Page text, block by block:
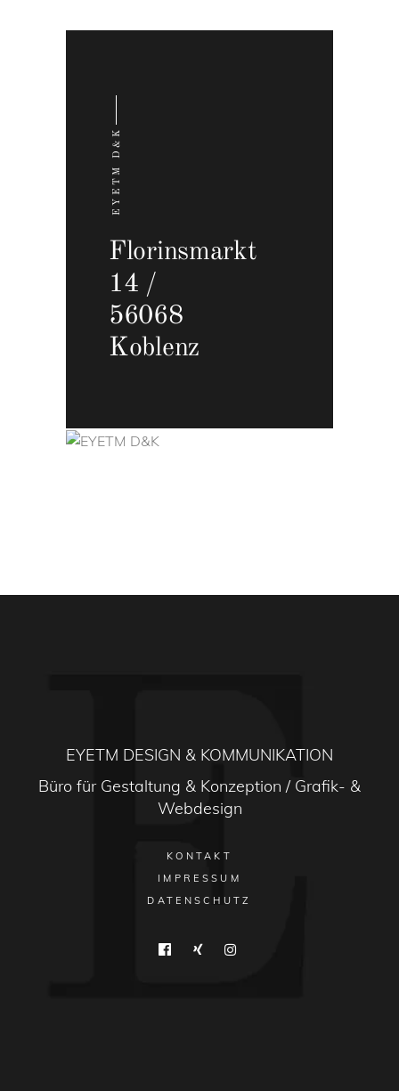
EYETM D&K
Florinsmarkt
14 /
56068
Koblenz
EYETM DESIGN & KOMMUNIKATION
Büro für Gestaltung & Konzeption / Grafik- &
Webdesign
KONTAKT
IMPRESSUM
DATENSCHUTZ